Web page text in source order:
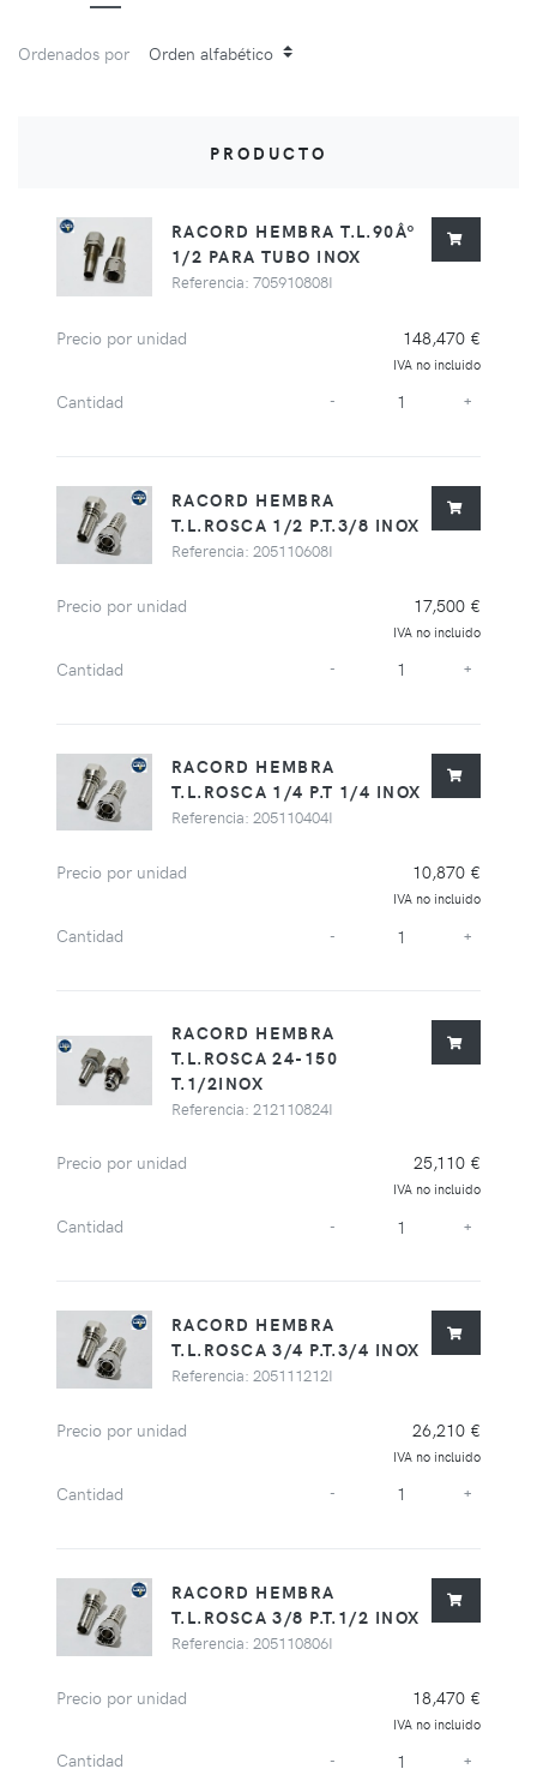
Ordenados por
PRODUCTO
RACORD HEMBRA T.L.90Âº
1/2 PARA TUBO INOX
Referencia: 705910808I
Precio por unidad 148,470 €
IVA no incluido
Cantidad - +
RACORD HEMBRA
T.L.ROSCA 1/2 P.T.3/8 INOX
Referencia: 205110608I
Precio por unidad 17,500 €
IVA no incluido
Cantidad - +
RACORD HEMBRA
T.L.ROSCA 1/4 P.T 1/4 INOX
Referencia: 205110404I
Precio por unidad 10,870 €
IVA no incluido
Cantidad - +
RACORD HEMBRA
T.L.ROSCA 24-150
T.1/2INOX
Referencia: 212110824I
Precio por unidad 25,110 €
IVA no incluido
Cantidad - +
RACORD HEMBRA
T.L.ROSCA 3/4 P.T.3/4 INOX
Referencia: 205111212I
Precio por unidad 26,210 €
IVA no incluido
Cantidad - +
RACORD HEMBRA
T.L.ROSCA 3/8 P.T.1/2 INOX
Referencia: 205110806I
Precio por unidad 18,470 €
IVA no incluido
Cantidad - +